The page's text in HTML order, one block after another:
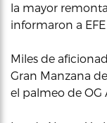
la mayor
informaron a
Miles de
Gran Manzana
el palmeo de OG